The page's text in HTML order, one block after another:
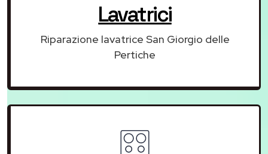
Lavatrici
Riparazione lavatrice San Giorgio delle
Pertiche